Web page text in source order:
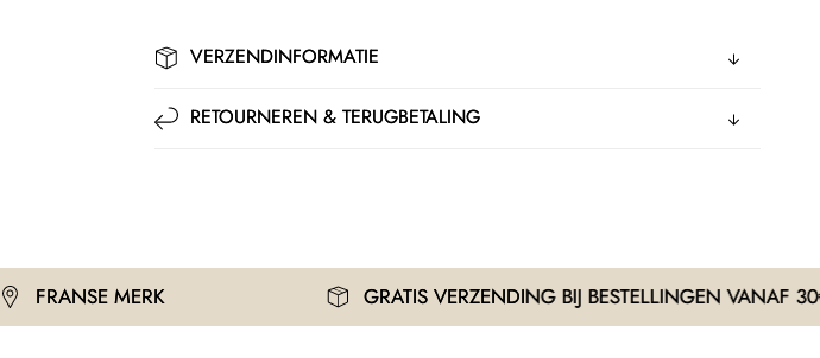
VERZENDINFORMATIE
RETOURNEREN & TERUGBETALING
GRATIS VERZENDING BIJ BESTELLINGEN VANAF 30€